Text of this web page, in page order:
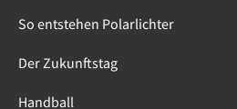
So entstehen Polarlichter
Der Zukunftstag
Handball